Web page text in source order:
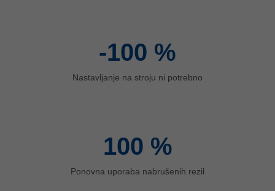
-100 %
Nastavljanje na stroju ni potrebno
100 %
Ponovna uporaba nabrušenih rezil